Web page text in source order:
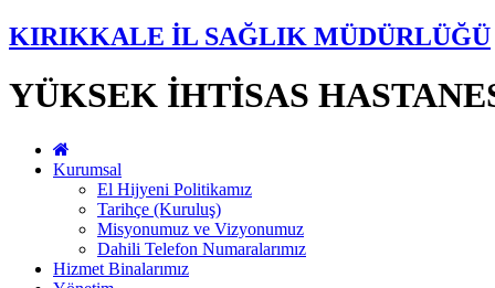
KIRIKKALE İL SAĞLIK MÜDÜRLÜĞÜ
YÜKSEK İHTİSAS
Kurumsal
El Hijyeni Politikamız
Tarihçe (Kuruluş)
Misyonumuz ve Vizyonumuz
Dahili Telefon Numaralarımız
Hizmet Binalarımız